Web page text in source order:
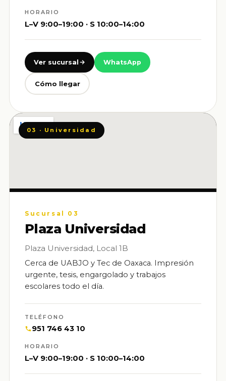
HORARIO
L–V 9:00–19:00 · S 10:00–14:00
Ver sucursal WhatsApp
Cómo llegar
03 · Universidad
Sucursal 03
Plaza Universidad
Plaza Universidad, Local 1B
Cerca de UABJO y Tec de Oaxaca. Impresión
urgente, tesis, engargolado y trabajos
escolares todo el día.
TELÉFONO
951 746 43 10
HORARIO
L–V 9:00–19:00 · S 10:00–14:00